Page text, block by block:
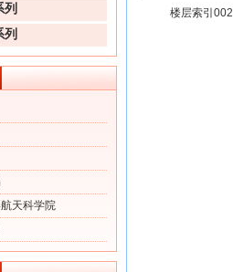
列
列
天科学院
楼层索引002